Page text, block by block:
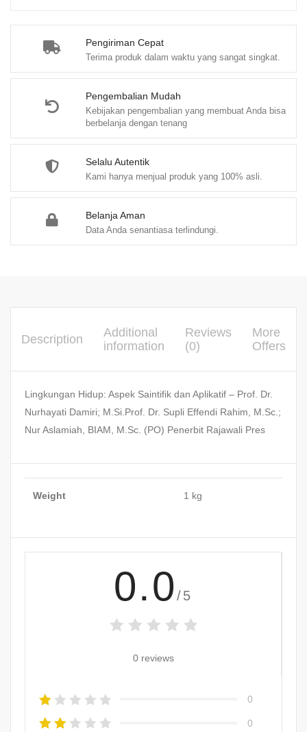
Pengiriman Cepat
Terima produk dalam waktu yang sangat singkat.
Pengembalian Mudah
Kebijakan pengembalian yang membuat Anda bisa
berbelanja dengan tenang
Selalu Autentik
Kami hanya menjual produk yang 100% asli.
Belanja Aman
Data Anda senantiasa terlindungi.
Nurhayati
Damiri;
Description
Additional
information
Reviews
(0)
More
Offers
Lingkungan Hidup: Aspek Saintifik dan Aplikatif – Prof. Dr.
Nurhayati Damiri; M.Si.Prof. Dr. Supli Effendi Rahim, M.Sc.;
Nur Aslamiah, BIAM, M.Sc. (PO) Penerbit Rajawali Pres
Weight 1 kg
0.0 /5
0 reviews
0
0